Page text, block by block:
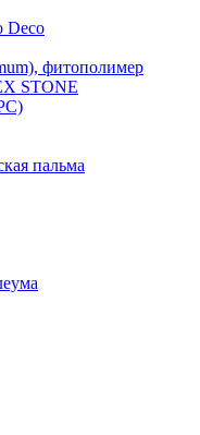
Deco
фитополимер
STONE
пальма